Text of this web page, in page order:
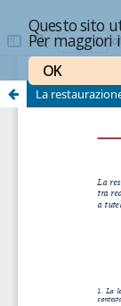
Questo sito
Per
OK